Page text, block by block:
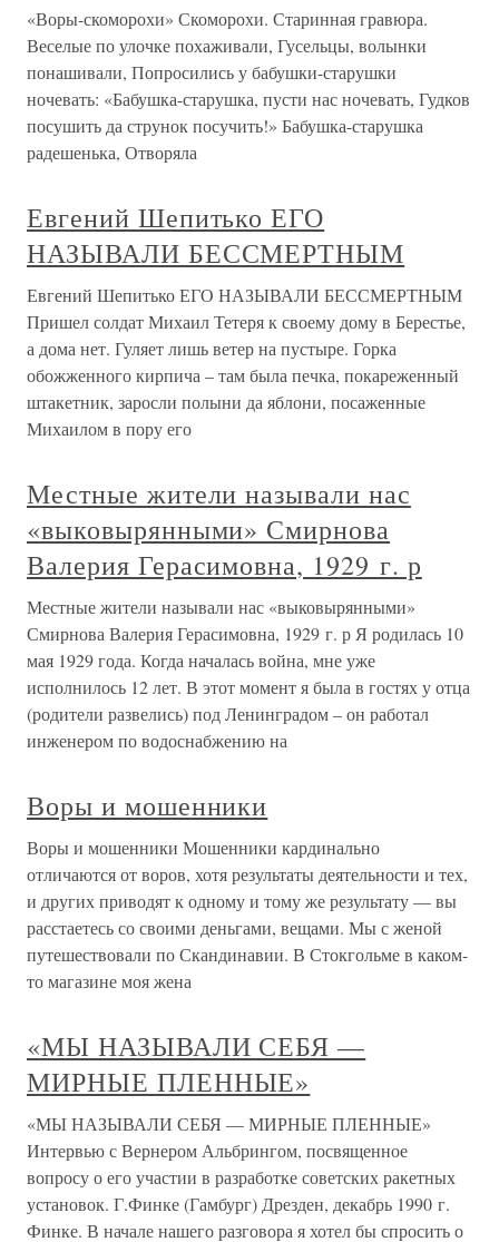
«Воры-скоморохи» Скоморохи. Старинная гравюра.
Веселые по улочке похаживали, Гусельцы, волынки
понашивали, Попросились у бабушки-старушки
ночевать: «Бабушка-старушка, пусти нас ночевать, Гудков
посушить да струнок посучить!» Бабушка-старушка
радешенька, Отворяла
Евгений Шепитько ЕГО
НАЗЫВАЛИ БЕССМЕРТНЫМ
Евгений Шепитько ЕГО НАЗЫВАЛИ БЕССМЕРТНЫМ
Пришел солдат Михаил Тетеря к своему дому в Берестье,
а дома нет. Гуляет лишь ветер на пустыре. Горка
обожженного кирпича – там была печка, покареженный
штакетник, заросли полыни да яблони, посаженные
Михаилом в пору его
Местные жители называли нас
«выковырянными» Смирнова
Валерия Герасимовна, 1929 г. р
Местные жители называли нас «выковырянными»
Смирнова Валерия Герасимовна, 1929 г. р Я родилась 10
мая 1929 года. Когда началась война, мне уже
исполнилось 12 лет. В этот момент я была в гостях у отца
(родители развелись) под Ленинградом – он работал
инженером по водоснабжению на
Воры и мошенники
Воры и мошенники Мошенники кардинально
отличаются от воров, хотя результаты деятельности и тех,
и других приводят к одному и тому же результату — вы
расстаетесь со своими деньгами, вещами. Мы с женой
путешествовали по Скандинавии. В Стокгольме в каком-
то магазине моя жена
«МЫ НАЗЫВАЛИ СЕБЯ —
МИРНЫЕ ПЛЕННЫЕ»
«МЫ НАЗЫВАЛИ СЕБЯ — МИРНЫЕ ПЛЕННЫЕ»
Интервью с Вернером Альбрингом, посвященное
вопросу о его участии в разработке советских ракетных
установок. Г.Финке (Гамбург) Дрезден, декабрь 1990 г.
Финке. В начале нашего разговора я хотел бы спросить о